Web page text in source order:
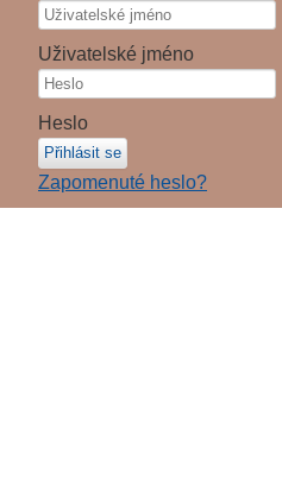
Uživatelské jméno
Heslo
Přihlásit se
Zapomenuté heslo?